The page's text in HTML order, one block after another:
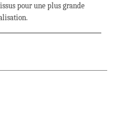
pour une plus grande